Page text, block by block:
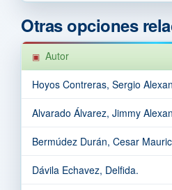
Otras opciones
Autor
Hoyos Contreras, Sergio
Alvarado Álvarez, Jimmy
Bermúdez Durán, Cesar
Dávila Echavez, Delfida.